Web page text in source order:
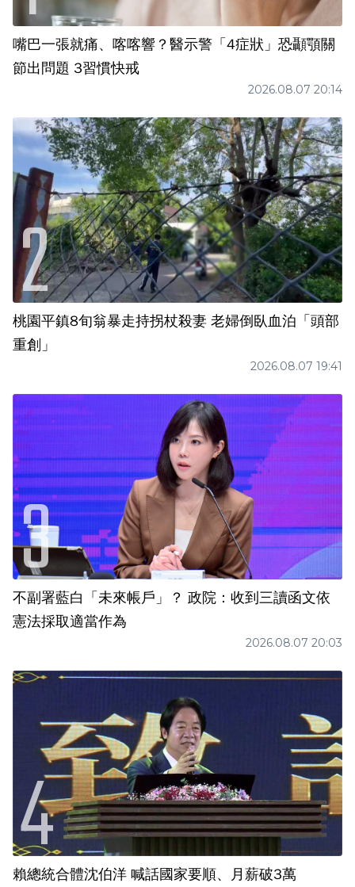
嘴巴一張就痛、喀喀響？醫示警「4症狀」恐顳顎關
節出問題 3習慣快戒
2026.08.07 20:14
桃園平鎮8旬翁暴走持拐杖殺妻 老婦倒臥血泊「頭部
重創」
2026.08.07 19:41
不副署藍白「未來帳戶」？ 政院：收到三讀函文依
憲法採取適當作為
2026.08.07 20:03
賴總統合體沈伯洋 喊話國家要順、月薪破3萬